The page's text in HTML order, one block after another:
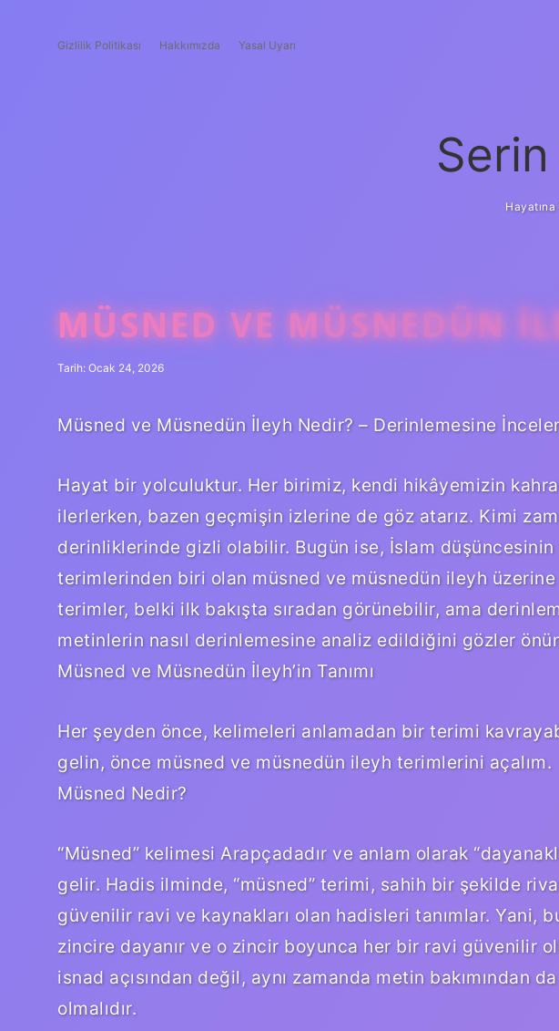
Gizlilik Politikası Hakkımızda Yasal Uyarı
Serin
MÜSNED VE MÜSNEDÜN
Tarih: Ocak 24, 2026
Müsned ve Müsnedün İleyh Nedir? – Derinlemesine
Hayat bir yolculuktur. Her birimiz, kendi hikâyemizin
ilerlerken, bazen geçmişin izlerine de göz atarız. Kimi
derinliklerinde gizli olabilir. Bugün ise, İslam
terimlerinden biri olan müsned ve müsnedün ileyh üzerine
terimler, belki ilk bakışta sıradan görünebilir, ama
metinlerin nasıl derinlemesine analiz edildiğini gözler
Müsned ve Müsnedün İleyh’in Tanımı
Her şeyden önce, kelimeleri anlamadan bir terimi
gelin, önce müsned ve müsnedün ileyh terimlerini açalım.
Müsned Nedir?
“Müsned” kelimesi Arapçadadır ve anlam olarak
gelir. Hadis ilminde, “müsned” terimi, sahih bir şekilde
güvenilir ravi ve kaynakları olan hadisleri tanımlar. Yani,
zincire dayanır ve o zincir boyunca her bir ravi güvenilir
isnad açısından değil, aynı zamanda metin bakımından
olmalıdır.